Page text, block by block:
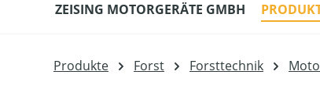
ZEISING MOTORGERÄTE GMBH
Produkte Forst Forsttechnik